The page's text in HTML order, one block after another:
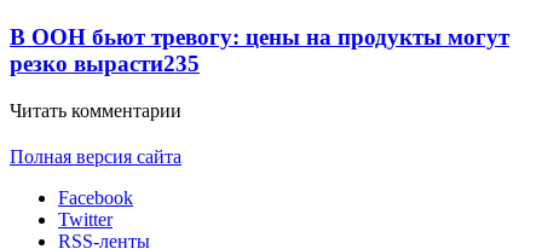
В ООН бьют тревогу: цены на продукты могут
резко вырасти235
Читать комментарии
Полная версия сайта
Facebook
Twitter
RSS-ленты